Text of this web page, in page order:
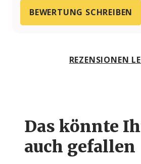
BEWERTUNG SCHREIBEN
REZENSIONEN
Das könnte
auch gefallen